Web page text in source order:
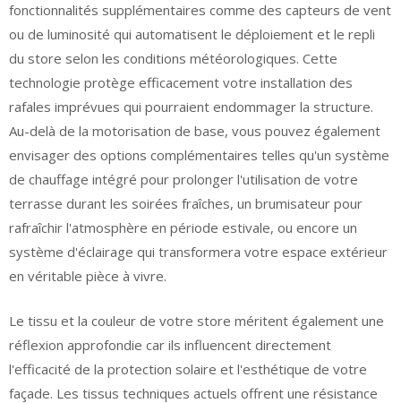
fonctionnalités supplémentaires comme des capteurs de vent
ou de luminosité qui automatisent le déploiement et le repli
du store selon les conditions météorologiques. Cette
technologie protège efficacement votre installation des
rafales imprévues qui pourraient endommager la structure.
Au-delà de la motorisation de base, vous pouvez également
envisager des options complémentaires telles qu'un système
de chauffage intégré pour prolonger l'utilisation de votre
terrasse durant les soirées fraîches, un brumisateur pour
rafraîchir l'atmosphère en période estivale, ou encore un
système d'éclairage qui transformera votre espace extérieur
en véritable pièce à vivre.
Le tissu et la couleur de votre store méritent également une
réflexion approfondie car ils influencent directement
l'efficacité de la protection solaire et l'esthétique de votre
façade. Les tissus techniques actuels offrent une résistance